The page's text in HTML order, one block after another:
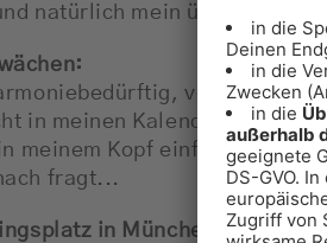
natürlich mein überragender
vernichte
in meinen Kalender
meinem Kopf einfach nicht
fragt...
in München: